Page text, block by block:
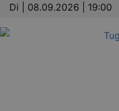
Di | 08.09.2026 | 19:00